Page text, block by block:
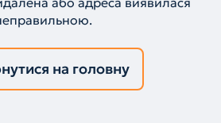
на головну